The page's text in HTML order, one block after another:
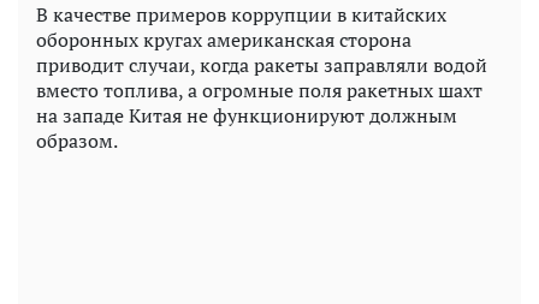
В качестве примеров коррупции в китайских
оборонных кругах американская сторона
приводит случаи, когда ракеты заправляли водой
вместо топлива, а огромные поля ракетных шахт
на западе Китая не функционируют должным
образом.